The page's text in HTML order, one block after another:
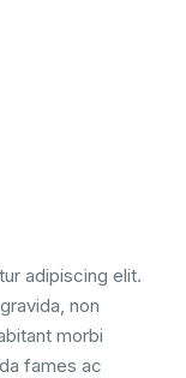
adipiscing elit.
non
morbi
fames ac